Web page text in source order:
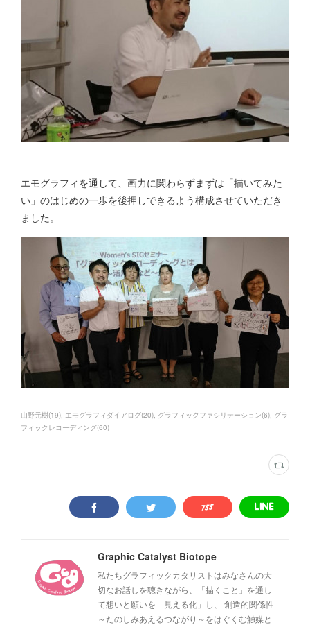
エモグラフィを通して、画力に関わらずまずは「描いてみた
い」のはじめの一歩を後押しできるよう構成させていただき
ました。
山野元樹(19) エモグラフィダイアログ(20) グラフィックファシリテーション(6) グラ
フィックレコーディング(60)
Graphic Catalyst Biotope
私たちグラフィックカタリストはみなさんの大
切なお話しを聴きながら、「描くこと」を通し
て想いと願いを「見える化」し、 創造的関係性
～たのしみあえるつながり～をはぐくむ触媒と